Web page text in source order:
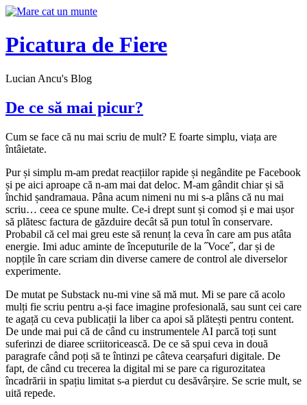
Skip
content
Picatura de Fiere
Lucian Ancu's Blog
De ce să mai picur?
Cum se face că nu mai scriu de mult? E foarte simplu, viața are
întâietate.
Pur și simplu m-am predat reacțiilor rapide și negândite pe Facebook
și pe aici aproape că n-am mai dat deloc. M-am gândit chiar și să
închid șandramaua. Pâna acum nimeni nu mi s-a plâns că nu mai
scriu… ceea ce spune multe. Ce-i drept sunt și comod și e mai ușor
să plătesc factura de găzduire decât să pun totul în conservare.
Probabil că cel mai greu este să renunț la ceva în care am pus atâta
energie. Imi aduc aminte de începuturile de la ˝Voce˝, dar și de
nopțile în care scriam din diverse camere de control ale diverselor
experimente.
De mutat pe Substack nu-mi vine să mă mut. Mi se pare că acolo
mulți fie scriu pentru a-și face imagine profesională, sau sunt cei care
te agață cu ceva publicații la liber ca apoi să plătești pentru content.
De unde mai pui că de când cu instrumentele AI parcă toți sunt
suferinzi de diaree scriitoricească. De ce să spui ceva in două
paragrafe când poți să te întinzi pe câteva cearșafuri digitale. De
fapt, de când cu trecerea la digital mi se pare ca rigurozitatea
încadrării in spațiu limitat s-a pierdut cu desăvârșire. Se scrie mult, se
uită repede.